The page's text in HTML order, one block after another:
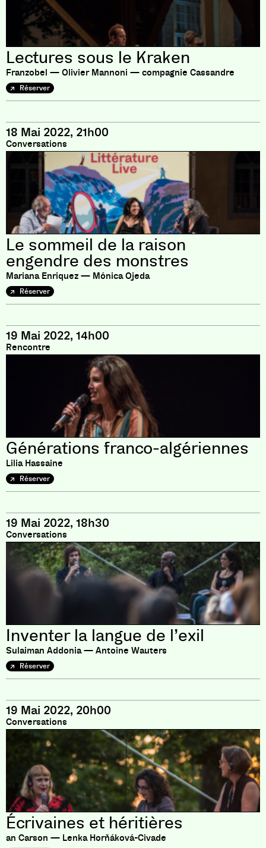
Lectures sous le Kraken
Franzobel — Olivier Mannoni — compagnie Cassandre
Réserver
18 Mai 2022, 21h00
Conversations
Le sommeil de la raison
engendre des monstres
Mariana Enriquez — Mónica Ojeda
Réserver
19 Mai 2022, 14h00
Rencontre
Générations franco-algériennes
Lilia Hassaine
Réserver
19 Mai 2022, 18h30
Conversations
Inventer la langue de l’exil
Sulaiman Addonia — Antoine Wauters
Réserver
19 Mai 2022, 20h00
Conversations
Écrivaines et héritières
an Carson — Lenka Horňáková-Civade